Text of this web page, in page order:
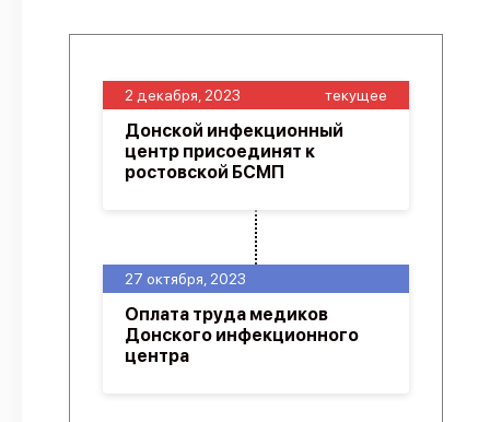
27 октября, 2023
Оплата труда медиков
Донского инфекционного
центра
2 декабря, 2023 текущее
Донской инфекционный
центр присоединят к
ростовской БСМП